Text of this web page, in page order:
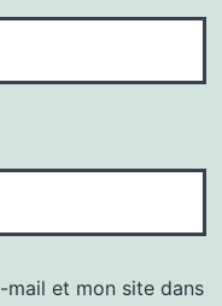
mail et mon site dans